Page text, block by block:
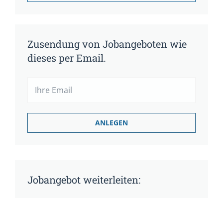
Zusendung von Jobangeboten wie
dieses per Email.
Jobangebot weiterleiten: